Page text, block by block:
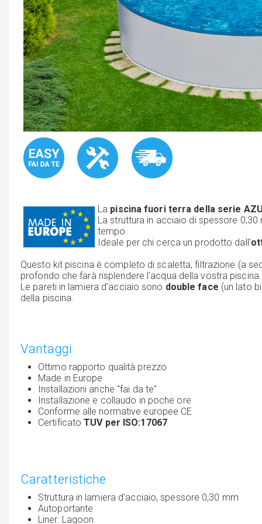
La piscina fuori terra della serie
La struttura in acciaio di spessore
tempo.
Ideale per chi cerca un prodotto dall'
Questo kit piscina è completo di scaletta, filtrazione (a
profondo che farà risplendere l'acqua della vostra piscina.
Le pareti in lamiera d'acciaio sono double face (un lato
della piscina.
Vantaggi
Ottimo rapporto qualità prezzo
Made in Europe
Installazioni anche "fai da te"
Installazione e collaudo in poche ore
Conforme alle normative europee CE
CertificatoTUV per ISO:17067
Caratteristiche
Struttura in lamiera d'acciaio, spessore 0,30 mm
Autoportante
Liner: Lagoon